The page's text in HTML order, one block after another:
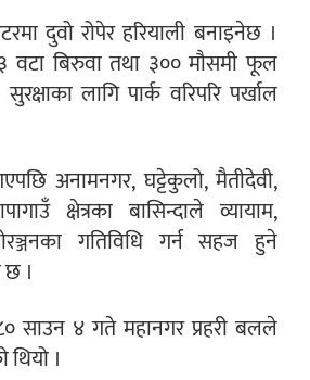
दुवो रोपेर हरियाली बनाइनेछ ।
वटा बिरुवा तथा ३०० मौसमी फूल
लागि पार्क वरिपरि पर्खाल
अनामनगर, घट्टेकुलो, मैतीदेवी,
क्षेत्रका बासिन्दाले व्यायाम,
गतिविधि गर्न सहज हुने
।
साउन ४ गते महानगर प्रहरी बलले
।